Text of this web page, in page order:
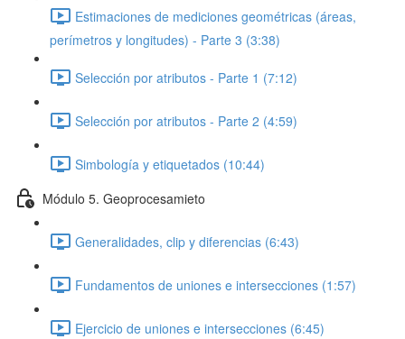
Estimaciones de mediciones geométricas (áreas,
perímetros y longitudes) - Parte 3 (3:38)
Selección por atributos - Parte 1 (7:12)
Selección por atributos - Parte 2 (4:59)
Simbología y etiquetados (10:44)
Módulo 5. Geoprocesamieto
Generalidades, clip y diferencias (6:43)
Fundamentos de uniones e intersecciones (1:57)
Ejercicio de uniones e intersecciones (6:45)